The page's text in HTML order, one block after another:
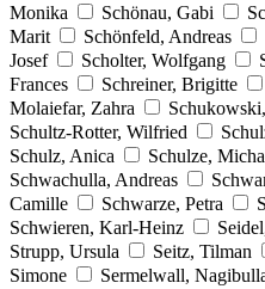
Monika
Schönau, Gabi
Marit
Schönfeld, Andreas
Josef
Scholter, Wolfgang
Frances
Schreiner, Brigitte
Molaiefar, Zahra
Schultz-Rotter, Wilfried
Schulz, Anica
Schulze,
Schwachulla, Andreas
Camille
Schwarze, Petra
Schwieren, Karl-Heinz
Strupp, Ursula
Seitz, Tilman
Simone
Sermelwall,